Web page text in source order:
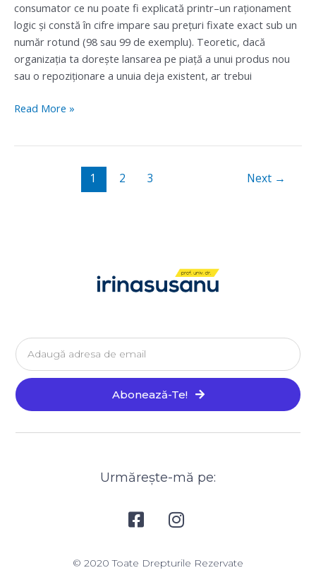
consumator ce nu poate fi explicată printr–un raţionament
logic şi constă în cifre impare sau preţuri fixate exact sub un
număr rotund (98 sau 99 de exemplu). Teoretic, dacă
organizaţia ta doreşte lansarea pe piaţă a unui produs nou
sau o repoziţionare a unuia deja existent, ar trebui
Read More »
1 2 3 Next →
Email
Abonează-Te!
Urmărește-mă pe:
© 2020 Toate Drepturile Rezervate